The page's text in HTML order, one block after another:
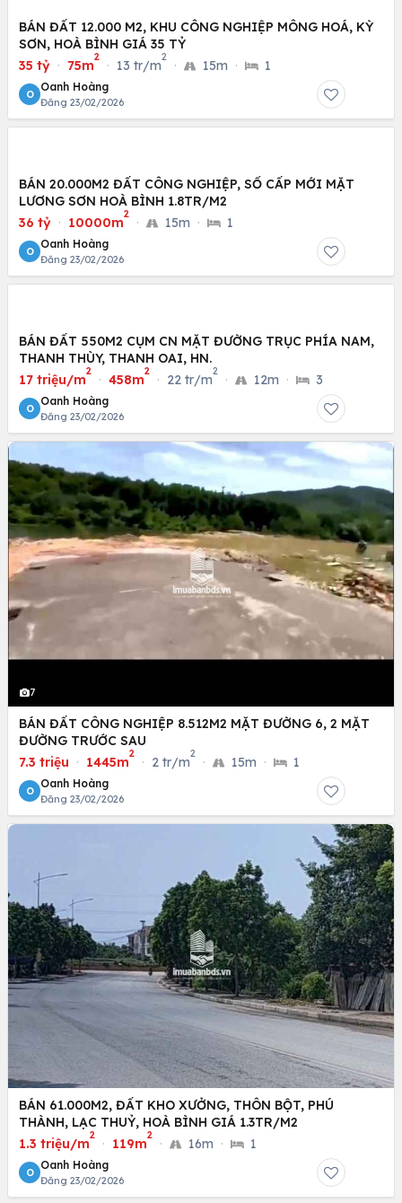
BÁN ĐẤT 12.000 M2, KHU CÔNG NGHIỆP MÔNG HOÁ, KỲ
SƠN, HOÀ BÌNH GIÁ 35 TỶ
35 tỷ · 75m
2
· 13 tr/m
2
· 15m · 1
O
Oanh Hoàng
Đăng 23/02/2026
BÁN 20.000M2 ĐẤT CÔNG NGHIỆP, SỔ CẤP MỚI MẶT
LƯƠNG SƠN HOÀ BÌNH 1.8TR/M2
36 tỷ · 10000m
2
· 15m · 1
O
Oanh Hoàng
Đăng 23/02/2026
BÁN ĐẤT 550M2 CỤM CN MẶT ĐƯỜNG TRỤC PHÍA NAM,
THANH THÙY, THANH OAI, HN.
17 triệu/m
2
· 458m
2
· 22 tr/m
2
· 12m · 3
O
Oanh Hoàng
Đăng 23/02/2026
7
BÁN ĐẤT CÔNG NGHIỆP 8.512M2 MẶT ĐƯỜNG 6, 2 MẶT
ĐƯỜNG TRƯỚC SAU
7.3 triệu · 1445m
2
· 2 tr/m
2
· 15m · 1
O
Oanh Hoàng
Đăng 23/02/2026
BÁN 61.000M2, ĐẤT KHO XƯỞNG, THÔN BỘT, PHÚ
THÀNH, LẠC THUỶ, HOÀ BÌNH GIÁ 1.3TR/M2
1.3 triệu/m
2
· 119m
2
· 16m · 1
O
Oanh Hoàng
Đăng 23/02/2026